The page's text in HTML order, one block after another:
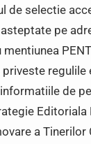
de selectie
pe
priveste
de
a